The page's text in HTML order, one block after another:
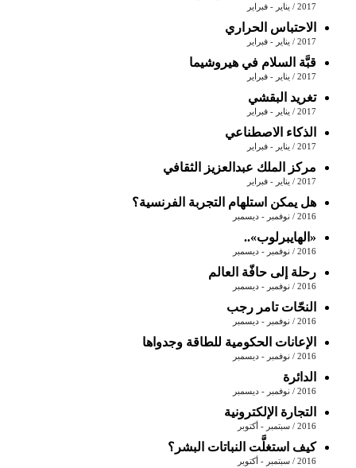
2017 / يناير - فبراير
الاحتباس الحراري
2017 / يناير - فبراير
قبَّة السلام في هيروشيما
2017 / يناير - فبراير
تغريد البقشي
2017 / يناير - فبراير
الذكاء‭ ‬الاصطناعي
2017 / يناير - فبراير
مركز‭ ‬الملك‭ ‬عبدالعزيز‭ ‬الثقافي‭
2017 / يناير - فبراير
هل يمكن استلهام التجربة الفرنسية؟
2016 / نوفمبر - ديسمبر
«الهايبرلوب»..
2016 / نوفمبر - ديسمبر
رحلة إلى حافّة العالم
2016 / نوفمبر - ديسمبر
النحّات تامر رجب
2016 / نوفمبر - ديسمبر
الإعانات الحكومية للطاقة وجدواها
2016 / نوفمبر - ديسمبر
الدائرة
2016 / نوفمبر - ديسمبر
التجارة الإلكترونية
2016 / سبتمبر - أكتوبر
كيف استغلَّت النباتات البشر؟
2016 / سبتمبر - أكتوبر